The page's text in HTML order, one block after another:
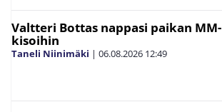
Valtteri Bottas nappasi paikan MM-
kisoihin
Taneli Niinimäki | 06.08.2026 12:49